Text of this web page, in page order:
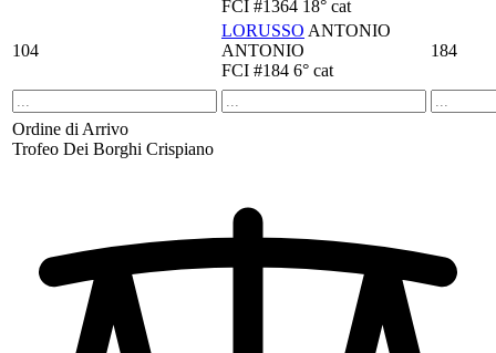
FCI #1364 18° cat
104
LORUSSO ANTONIO
ANTONIO
FCI #184 6° cat
184
Ordine di Arrivo
Trofeo Dei Borghi Crispiano